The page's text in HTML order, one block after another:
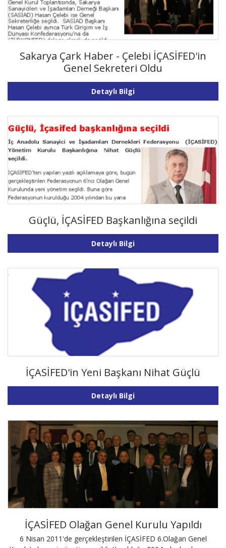
Sakarya Çark Haber - Çelebi İÇASİFED'in
Genel Sekreteri Oldu
Detaylı Bilgi
Güçlü, İÇASİFED Başkanlığına seçildi
Detaylı Bilgi
İÇASİFED'in Yeni Başkanı Nihat Güçlü
Detaylı Bilgi
İÇASİFED Olağan Genel Kurulu Yapıldı
6 Nisan 2011'de gerçekleştirilen İÇASİFED 6.Olağan Genel